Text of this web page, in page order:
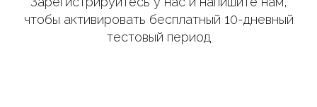
чтобы активировать бесплатный 10-дневный
тестовый период